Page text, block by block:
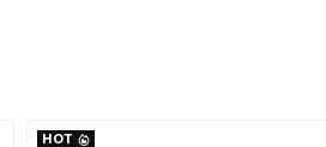
HOT